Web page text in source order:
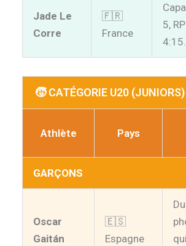
Jade Le
Corre
🇫🇷
France
5,
🧒 CATÉGORIE U20
Athlète Pays
GARÇONS
Oscar
Gaitán
🇪🇸
Espagne